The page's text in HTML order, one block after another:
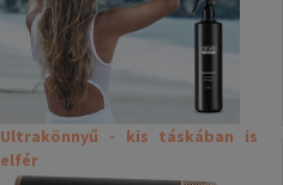
Ultrakönnyű - kis táskában is
elfér